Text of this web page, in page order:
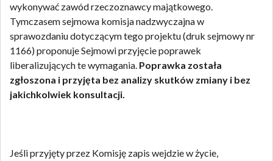
wykonywać zawód rzeczoznawcy majątkowego.
Tymczasem sejmowa komisja nadzwyczajna w
sprawozdaniu dotyczącym tego projektu (druk sejmowy nr
1166) proponuje Sejmowi przyjęcie poprawek
liberalizujących te wymagania. Poprawka została
zgłoszona i przyjęta bez analizy skutków zmiany i bez
jakichkolwiek konsultacji.
Jeśli przyjęty przez Komisję zapis wejdzie w życie,